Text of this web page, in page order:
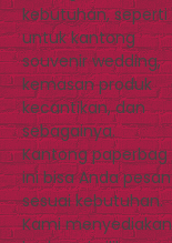
kebutuhan, seperti
untuk kantong
souvenir wedding,
kemasan produk
kecantikan, dan
sebagainya.
Kantong paperbag
ini bisa Anda pesan
sesuai kebutuhan.
Kami menyediakan